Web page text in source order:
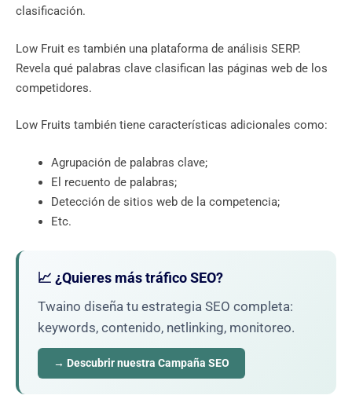
clasificación.
Low Fruit es también una plataforma de análisis SERP.
Revela qué palabras clave clasifican las páginas web de los
competidores.
Low Fruits también tiene características adicionales como:
Agrupación de palabras clave;
El recuento de palabras;
Detección de sitios web de la competencia;
Etc.
📈 ¿Quieres más tráfico SEO?
Twaino diseña tu estrategia SEO completa:
keywords, contenido, netlinking, monitoreo.
→ Descubrir nuestra Campaña SEO